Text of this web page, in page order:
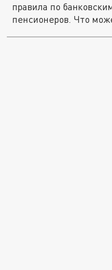
правила по
пенсионеров. Что